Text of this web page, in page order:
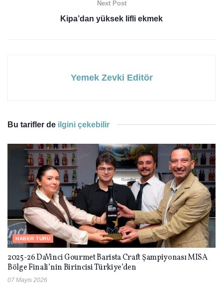
Next Post
Kipa’dan yüksek lifli ekmek
Yemek Zevki Editör
Bu tarifler de ilgini çekebilir
HABER TURU
2025-26 DaVinci Gourmet Barista Craft Şampiyonası MISA
Bölge Finali’nin Birincisi Türkiye’den
07 Mayıs 2026